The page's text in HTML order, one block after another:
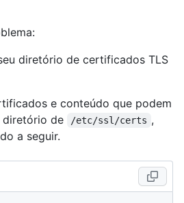
diretório de certificados TLS
e conteúdo que podem
de
/etc/ssl/certs ,
a seguir.